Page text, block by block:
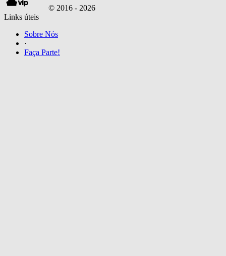
© 2016 - 2026
Links úteis
Sobre Nós
·
Faça Parte!